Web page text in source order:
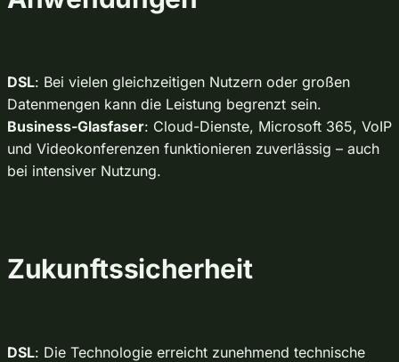
DSL: Bei vielen gleichzeitigen Nutzern oder großen
Datenmengen kann die Leistung begrenzt sein.
Business-Glasfaser: Cloud-Dienste, Microsoft 365, VoIP
und Videokonferenzen funktionieren zuverlässig – auch
bei intensiver Nutzung.
Zukunftssicherheit
DSL: Die Technologie erreicht zunehmend technische